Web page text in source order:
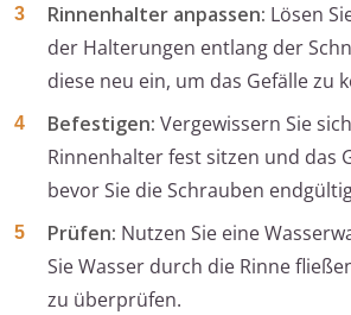
Rinnenhalter anpassen: Lösen
der Halterungen entlang der
diese neu ein, um das Gefälle zu
Befestigen: Vergewissern Sie
Rinnenhalter fest sitzen und das
bevor Sie die Schrauben
Prüfen: Nutzen Sie eine
Sie Wasser durch die Rinne
zu überprüfen.